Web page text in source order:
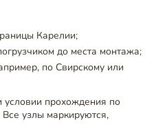
Карелии;
до места монтажа;
по Свирскому или
условии прохождения по
узлы маркируются,